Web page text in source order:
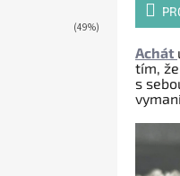
(49%)
Achát
tím,
s